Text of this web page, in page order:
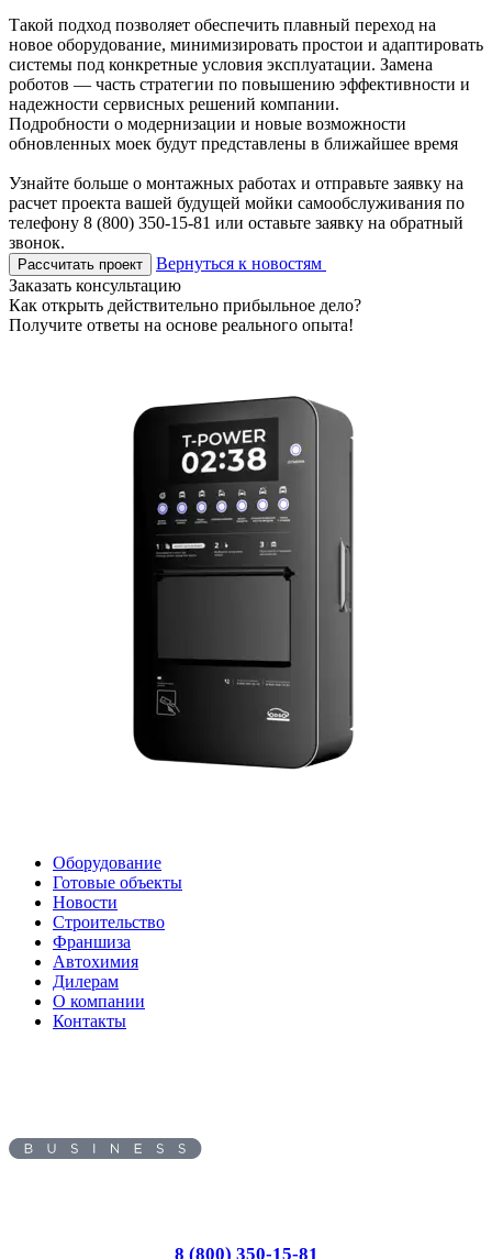
Такой подход позволяет обеспечить плавный переход на
новое оборудование, минимизировать простои и адаптировать
системы под конкретные условия эксплуатации. Замена
роботов — часть стратегии по повышению эффективности и
надежности сервисных решений компании.
Подробности о модернизации и новые возможности
обновленных моек будут представлены в ближайшее время
Узнайте больше о монтажных работах и отправьте заявку на
расчет проекта вашей будущей мойки самообслуживания по
телефону 8 (800) 350-15-81 или оставьте заявку на обратный
звонок.
Рассчитать проект
Вернуться к новостям
Заказать консультацию
Как открыть действительно прибыльное дело?
Получите ответы на основе реального опыта!
Оборудование
Готовые объекты
Новости
Строительство
Франшиза
Автохимия
Дилерам
О компании
Контакты
8 (800) 350-15-81